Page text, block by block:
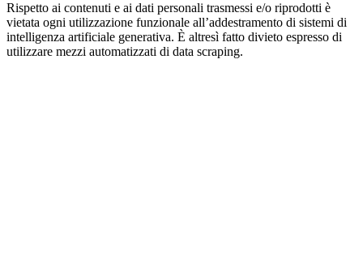
Rispetto ai contenuti e ai dati personali trasmessi e/o riprodotti è
vietata ogni utilizzazione funzionale all’addestramento di sistemi di
intelligenza artificiale generativa. È altresì fatto divieto espresso di
utilizzare mezzi automatizzati di data scraping.